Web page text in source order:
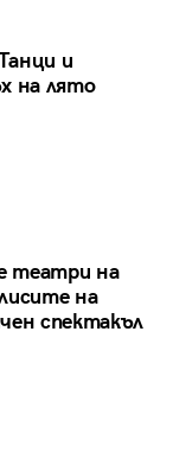
и
на лято
театри на
на
спектакъл